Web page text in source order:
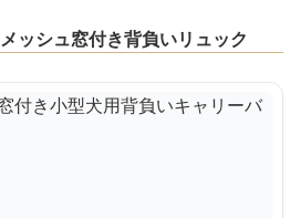
ッシュ窓付き背負いリュック